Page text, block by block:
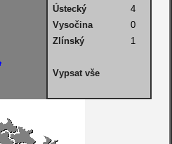
Ústecký
4
Vysočina
0
Zlínský
1
Vypsat vše